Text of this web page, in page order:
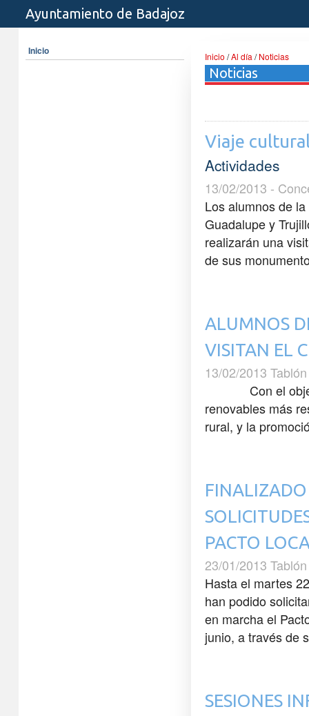
Ayuntamiento de Badajoz
Inicio Inicio /Al día /Noticias
Noticias
Viaje
Actividades
13/02/2013 -
Los alumnos de
Guadalupe y
realizarán una
de sus
ALUMNOS
VISITAN EL
13/02/2013
Con el objetivo
renovables más
rural, y la
FINALIZADO
PACTO
23/01/2013
Hasta el martes
han podido
en marcha el
junio, a través de
SESIONES